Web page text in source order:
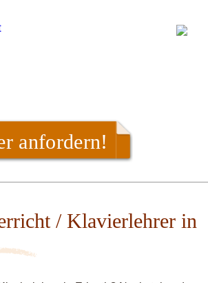
anfordern!
/ Klavierlehrer in